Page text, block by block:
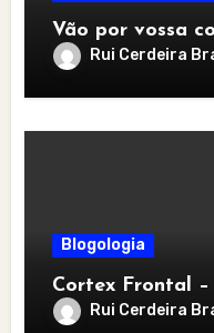
Vão por vossa
Rui Cerdeira
Blogologia
Cortex Frontal
Rui Cerdeira